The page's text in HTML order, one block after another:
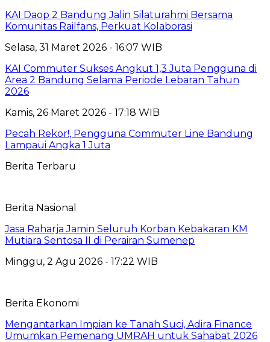
KAI Daop 2 Bandung Jalin Silaturahmi Bersama
Komunitas Railfans, Perkuat Kolaborasi
Selasa, 31 Maret 2026 - 16:07 WIB
KAI Commuter Sukses Angkut 1,3 Juta Pengguna di
Area 2 Bandung Selama Periode Lebaran Tahun
2026
Kamis, 26 Maret 2026 - 17:18 WIB
Pecah Rekor!, Pengguna Commuter Line Bandung
Lampaui Angka 1 Juta
Berita Terbaru
Berita Nasional
Jasa Raharja Jamin Seluruh Korban Kebakaran KM
Mutiara Sentosa II di Perairan Sumenep
Minggu, 2 Agu 2026 - 17:22 WIB
Berita Ekonomi
Mengantarkan Impian ke Tanah Suci, Adira Finance
Umumkan Pemenang UMRAH untuk Sahabat 2026